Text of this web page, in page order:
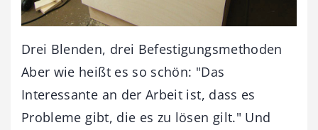
Drei Blenden, drei Befestigungsmethoden
Aber wie heißt es so schön: "Das
Interessante an der Arbeit ist, dass es
Probleme gibt, die es zu lösen gilt." Und